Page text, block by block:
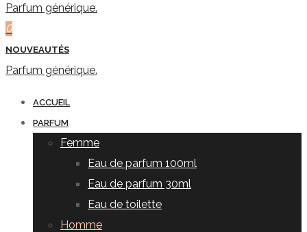
Parfum générique.
0
NOUVEAUTÉS
Parfum générique.
ACCUEIL
PARFUM
Femme
Eau de parfum 100ml
Eau de parfum 30ml
Eau de toilette
Homme